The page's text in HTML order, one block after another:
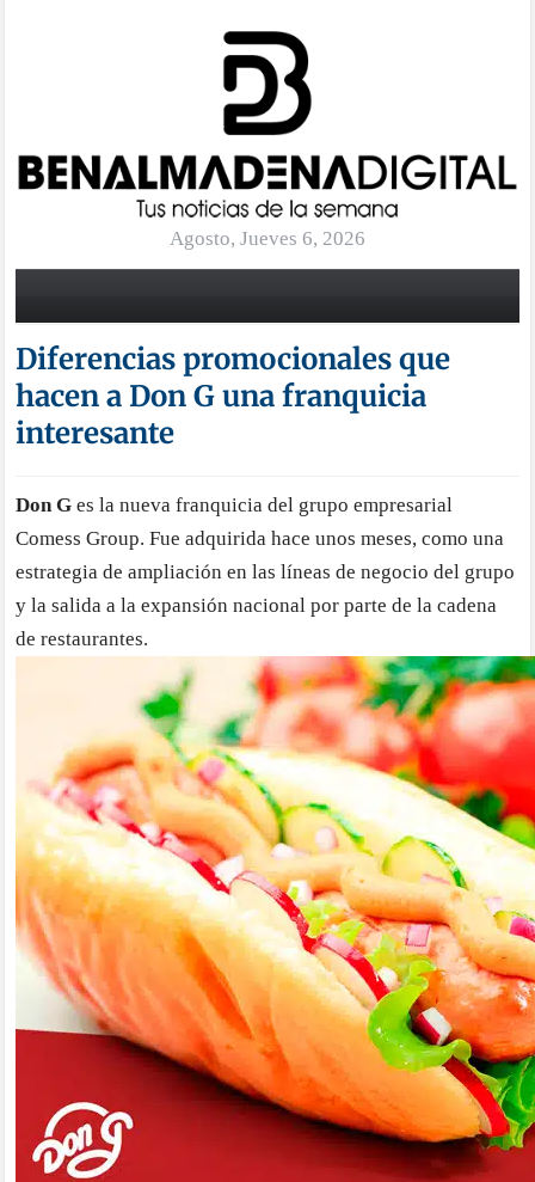
Agosto, Jueves 6, 2026
Diferencias promocionales que
hacen a Don G una franquicia
interesante
Don G es la nueva franquicia del grupo empresarial
Comess Group. Fue adquirida hace unos meses, como una
estrategia de ampliación en las líneas de negocio del grupo
y la salida a la expansión nacional por parte de la cadena
de restaurantes.